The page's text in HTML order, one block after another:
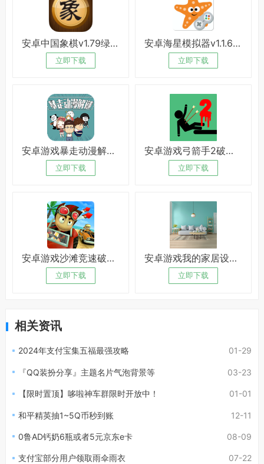
安卓中国象棋v1.79绿化版
立即下载
安卓海星模拟器v1.1.64破解版
立即下载
安卓游戏暴走动漫解迷破解版
立即下载
安卓游戏弓箭手2破解版
立即下载
安卓游戏沙滩竞速破解版
立即下载
安卓游戏我的家居设计破解版
立即下载
相关资讯
01-29
2024年支付宝集五福最强攻略
03-23
『QQ装扮分享』主题名片气泡背景等
01-01
【限时置顶】哆啦神车群限时开放中！
12-11
和平精英抽1~5Q币秒到账
08-09
0鲁AD钙奶6瓶或者5元京东e卡
07-22
支付宝部分用户领取雨伞雨衣